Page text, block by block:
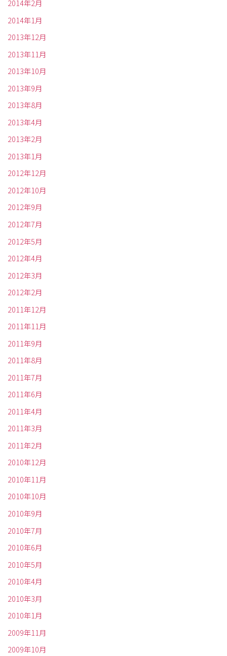
2014年2月
2014年1月
2013年12月
2013年11月
2013年10月
2013年9月
2013年8月
2013年4月
2013年2月
2013年1月
2012年12月
2012年10月
2012年9月
2012年7月
2012年5月
2012年4月
2012年3月
2012年2月
2011年12月
2011年11月
2011年9月
2011年8月
2011年7月
2011年6月
2011年4月
2011年3月
2011年2月
2010年12月
2010年11月
2010年10月
2010年9月
2010年7月
2010年6月
2010年5月
2010年4月
2010年3月
2010年1月
2009年11月
2009年10月